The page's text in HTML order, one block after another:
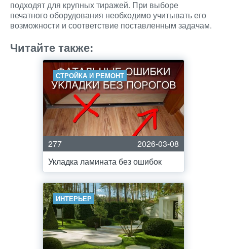
подходят для крупных тиражей. При выборе
печатного оборудования необходимо учитывать его
возможности и соответствие поставленным задачам.
Читайте также:
СТРОЙКА И РЕМОНТ
277
2026-03-08
Укладка ламината без ошибок
ИНТЕРЬЕР